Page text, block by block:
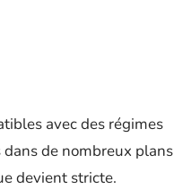
avec des régimes
de nombreux plans
devient stricte.